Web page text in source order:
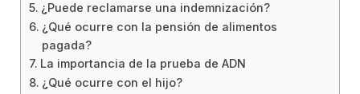
¿Puede reclamarse una indemnización?
¿Qué ocurre con la pensión de alimentos
pagada?
La importancia de la prueba de ADN
¿Qué ocurre con el hijo?